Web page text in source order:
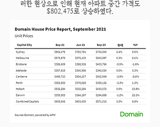
러한 현상으로 인해 현재 아파트 중간 가격도
$802,475로 상승하였다.